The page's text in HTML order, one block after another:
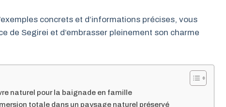
concrets et d’informations précises, vous
de Segirei et d’embrasser pleinement son charme
naturel pour la baignade en famille
totale dans un paysage naturel préservé